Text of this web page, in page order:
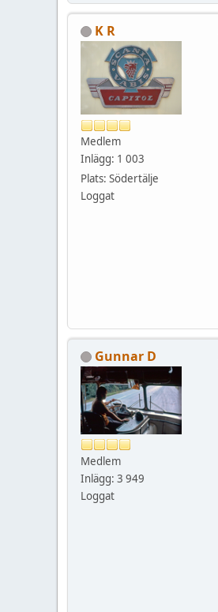
K R
Medlem
Inlägg: 1 003
Plats: Södertälje
Loggat
Gunnar D
Medlem
Inlägg: 3 949
Loggat